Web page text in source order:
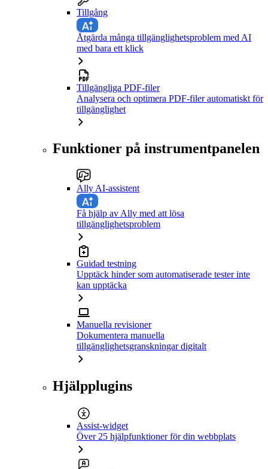
Tillgång
Åtgärda många tillgänglighetsproblem med AI
med bara ett klick
Tillgängliga PDF-filer
Analysera och optimera PDF-filer automatiskt för
tillgänglighet
Funktioner på instrumentpanelen
Ally AI-assistent
Få hjälp av Ally med att lösa
tillgänglighetsproblem
Guidad testning
Upptäck hinder som automatiserade tester inte
kan upptäcka
Manuella revisioner
Dokumentera manuella
tillgänglighetsgranskningar digitalt
Hjälpplugins
Assist-widget
Över 25 hjälpfunktioner för din webbplats